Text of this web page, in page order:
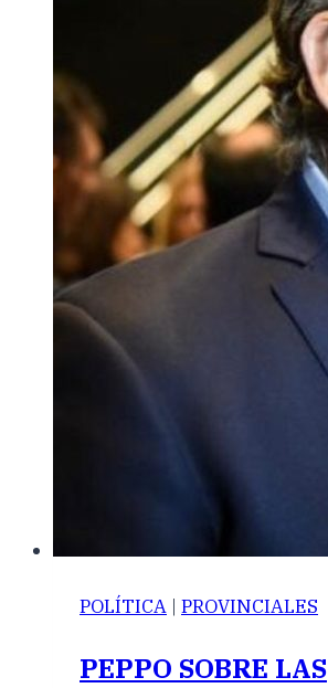
POLÍTICA | PROVINCIALES
PEPPO SOBRE LAS